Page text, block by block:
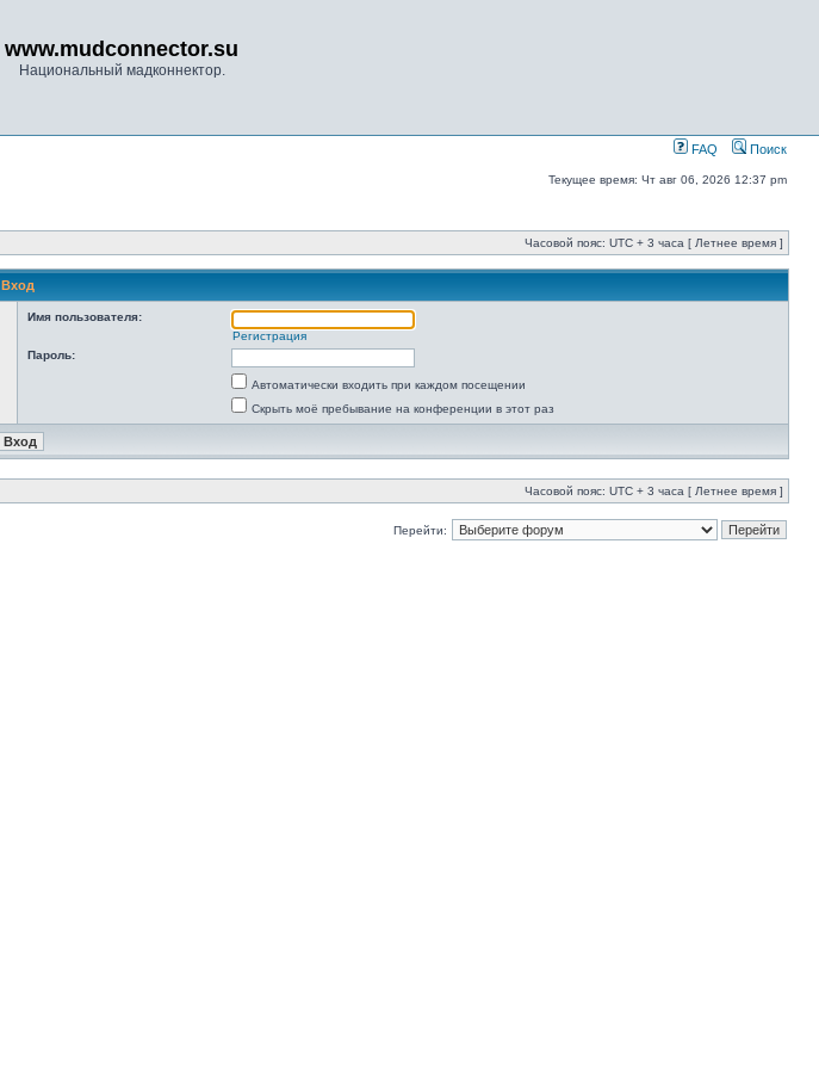
www.mudconnector.su
Национальный мадконнектор.
FAQ Поиск
Текущее время: Чт авг 06, 2026 12:37 pm
Часовой пояс: UTC + 3 часа [ Летнее время ]
Вход
Имя пользователя:
Регистрация
Пароль:
Автоматически входить при каждом посещении
Скрыть моё пребывание на конференции в этот раз
Часовой пояс: UTC + 3 часа [ Летнее время ]
Перейти: